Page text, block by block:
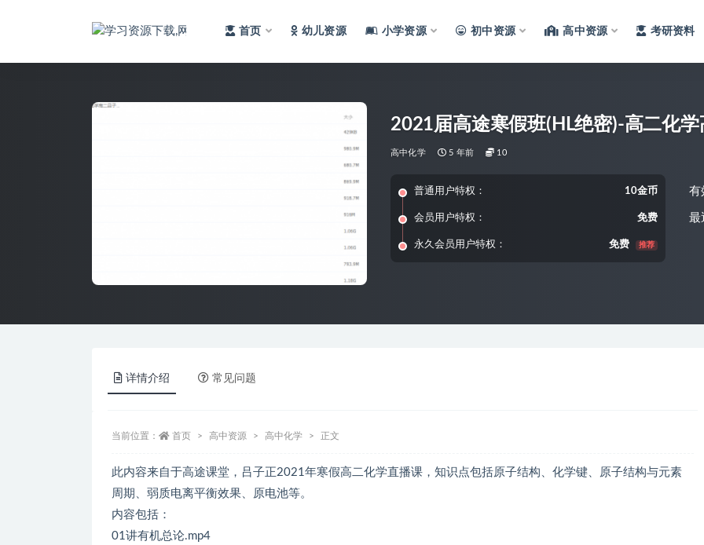
首页 幼儿资源 小学资源 初中资源 高中资源 考研资料
2021届高途寒假班(HL绝密)-高二化
高中化学 5 年前 10
普通用户特权： 10金币
会员用户特权： 免费
永久会员用户特权： 免费 推荐
有
最
详情介绍 常见问题
当前位置： 首页 高中资源 高中化学 正文
此内容来自于高途课堂，吕子正2021年寒假高二化学直播课，知识点包括原子结构、化学键、原子结构与元素
周期、弱质电离平衡效果、原电池等。
内容包括：
01讲有机总论.mp4